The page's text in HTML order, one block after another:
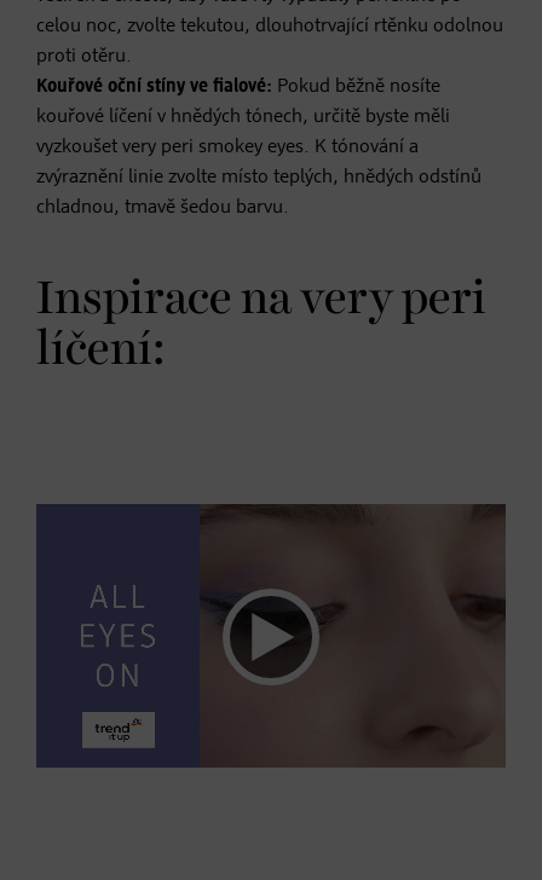
celou noc, zvolte tekutou, dlouhotrvající rtěnku odolnou
proti otěru.
Kouřové oční stíny ve fialové: Pokud běžně nosíte
kouřové líčení v hnědých tónech, určitě byste měli
vyzkoušet very peri smokey eyes. K tónování a
zvýraznění linie zvolte místo teplých, hnědých odstínů
chladnou, tmavě šedou barvu.
Inspirace na very peri
líčení: